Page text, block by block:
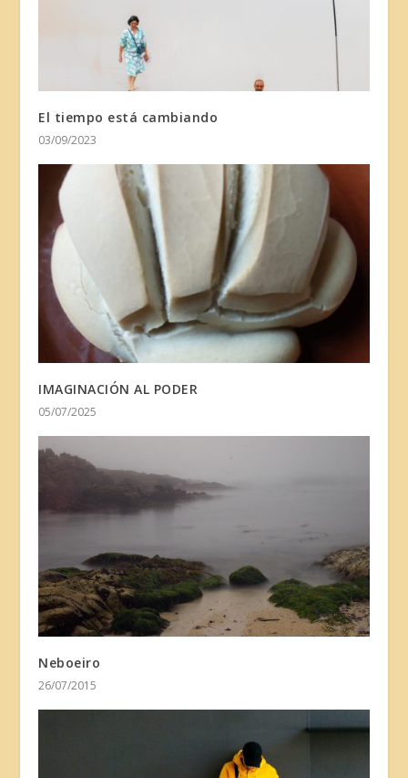
El tiempo está cambiando
03/09/2023
IMAGINACIÓN AL PODER
05/07/2025
Neboeiro
26/07/2015